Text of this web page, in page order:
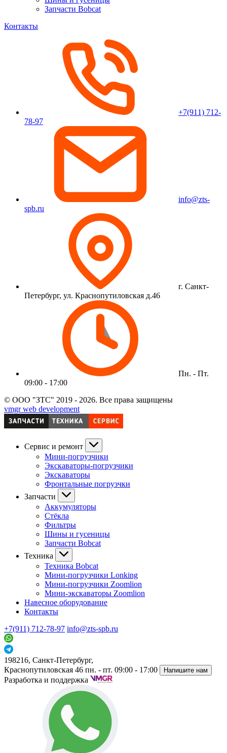
Запчасти Bobcat
Контакты
+7(911) 712-
78-97
info@zts-
spb.ru
г. Санкт-
Петербург, ул. Краснопутиловская д.46
Пн. - Пт.
09:00 - 17:00
© ООО "ЗТС" 2019 - 2026. Все права защищены
vmgr web development
Сервис и ремонт
Мини-погрузчики
Экскаваторы-погрузчики
Экскаваторы
Фронтальные погрузчки
Запчасти
Аккумуляторы
Стёкла
Фильтры
Шины и гусеницы
Запчасти Bobcat
Техника
Техника Bobcat
Мини-погрузчики Lonking
Мини-погрузчики Zoomlion
Мини-экскаваторы Zoomlion
Навесное оборудование
Контакты
+7(911) 712-78-97 info@zts-spb.ru
198216, Санкт-Петербург,
Краснопутиловская 46 пн. - пт. 09:00 - 17:00 Напишите нам
Разработка и поддержка